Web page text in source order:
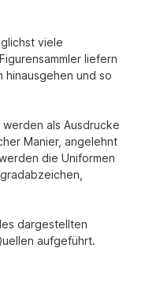
viele
liefern
hinausgehen und so
als Ausdrucke
Manier, angelehnt
die Uniformen
dargestellten
aufgeführt.